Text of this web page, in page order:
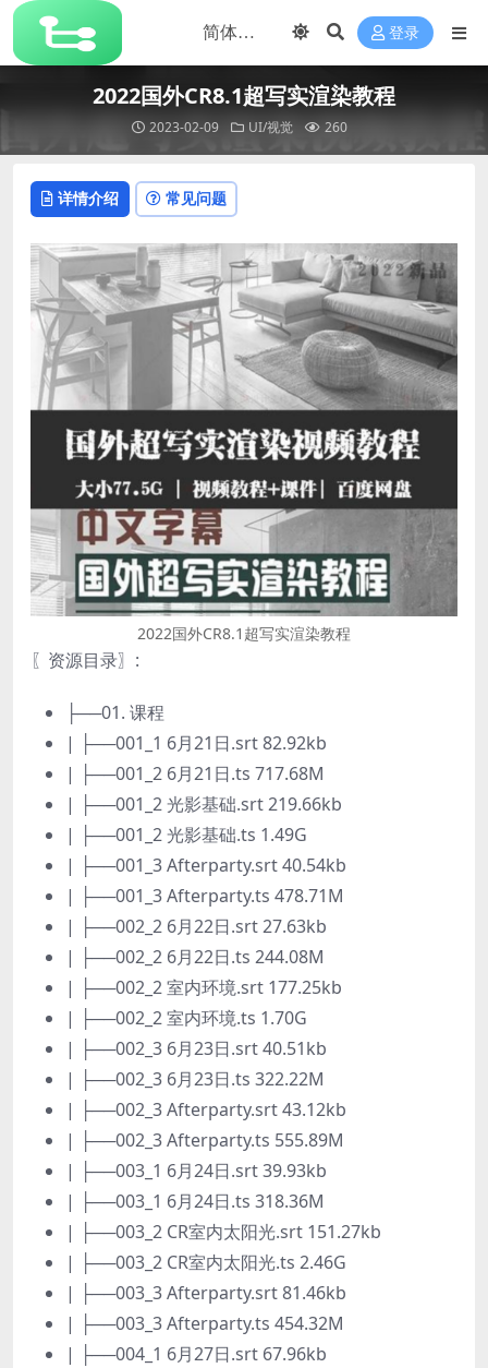
登录
2022国外CR8.1超写实渲染教程
2023-02-09 UI/视觉 260
详情介绍 常见问题
2022国外CR8.1超写实渲染教程
〖资源目录〗:
├──01. 课程
| ├──001_1 6月21日.srt 82.92kb
| ├──001_2 6月21日.ts 717.68M
| ├──001_2 光影基础.srt 219.66kb
| ├──001_2 光影基础.ts 1.49G
| ├──001_3 Afterparty.srt 40.54kb
| ├──001_3 Afterparty.ts 478.71M
| ├──002_2 6月22日.srt 27.63kb
| ├──002_2 6月22日.ts 244.08M
| ├──002_2 室内环境.srt 177.25kb
| ├──002_2 室内环境.ts 1.70G
| ├──002_3 6月23日.srt 40.51kb
| ├──002_3 6月23日.ts 322.22M
| ├──002_3 Afterparty.srt 43.12kb
| ├──002_3 Afterparty.ts 555.89M
| ├──003_1 6月24日.srt 39.93kb
| ├──003_1 6月24日.ts 318.36M
| ├──003_2 CR室内太阳光.srt 151.27kb
| ├──003_2 CR室内太阳光.ts 2.46G
| ├──003_3 Afterparty.srt 81.46kb
| ├──003_3 Afterparty.ts 454.32M
| ├──004_1 6月27日.srt 67.96kb